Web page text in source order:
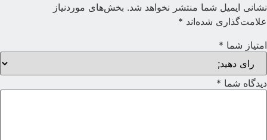
نشانی ایمیل شما منتشر نخواهد شد. بخش‌های موردنیاز
علامت‌گذاری شده‌اند *
امتیاز شما *
دیدگاه شما *